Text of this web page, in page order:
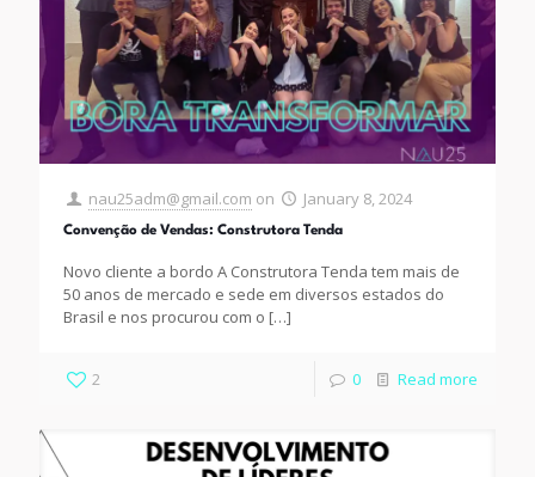
nau25adm@gmail.com on January 8, 2024
Convenção de Vendas: Construtora Tenda
Novo cliente a bordo A Construtora Tenda tem mais de
50 anos de mercado e sede em diversos estados do
Brasil e nos procurou com o […]
2 0 Read more